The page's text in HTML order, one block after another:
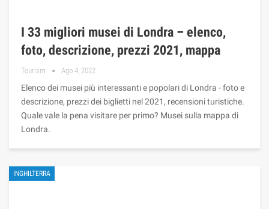
I 33 migliori musei di Londra – elenco,
foto, descrizione, prezzi 2021, mappa
Tourism Ago 4, 2022
Elenco dei musei più interessanti e popolari di Londra - foto e
descrizione, prezzi dei biglietti nel 2021, recensioni turistiche.
Quale vale la pena visitare per primo? Musei sulla mappa di
Londra.
INGHILTERRA